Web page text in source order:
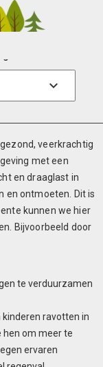
en
veerkrachtig
met een
en draaglast in
en ontmoeten. Dit is
kunnen we hier
Bijvoorbeeld door
te verduurzamen
kinderen ravotten in
hen om meer te
ervaren